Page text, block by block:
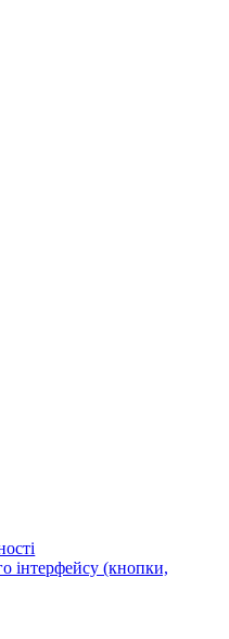
інтерфейсу (кнопки,